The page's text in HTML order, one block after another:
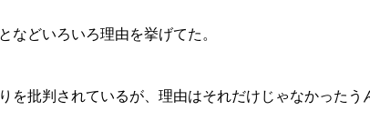
などいろいろ理由を挙げてた。
を批判されているが、理由はそれだけじゃなかったう